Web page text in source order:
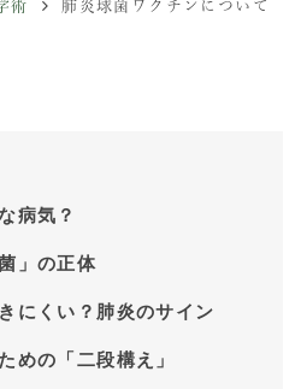
術 肺炎球菌ワクチンについて
病気？
」の正体
にくい？肺炎のサイン
めの「二段構え」